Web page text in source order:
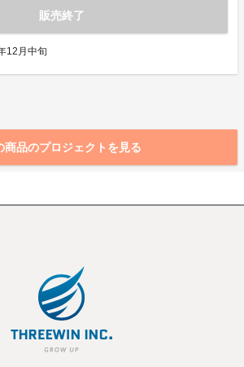
販売終了
12月中旬
商品のプロジェクトを見る